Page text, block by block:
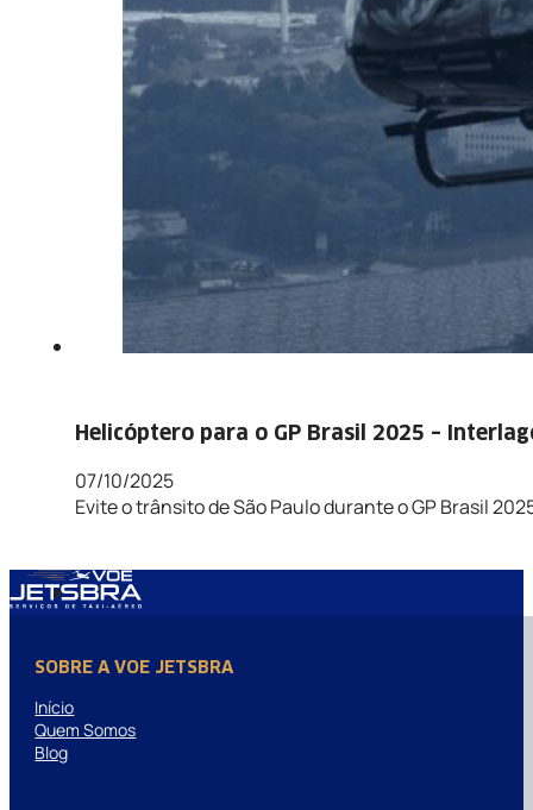
Helicóptero para o GP Brasil 2025 –
07/10/2025
Evite o trânsito de São Paulo durante o GP Brasil
SOBRE A VOE JETSBRA
Início
Quem Somos
Blog